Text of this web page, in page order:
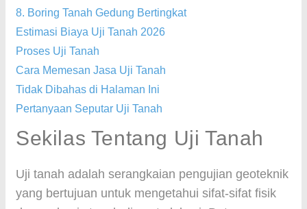
8. Boring Tanah Gedung Bertingkat
Estimasi Biaya Uji Tanah 2026
Proses Uji Tanah
Cara Memesan Jasa Uji Tanah
Tidak Dibahas di Halaman Ini
Pertanyaan Seputar Uji Tanah
Sekilas Tentang Uji Tanah
Uji tanah adalah serangkaian pengujian geoteknik
yang bertujuan untuk mengetahui sifat-sifat fisik